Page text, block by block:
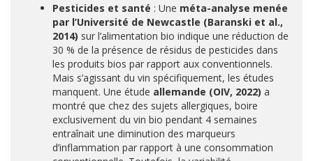
Pesticides et santé : Une méta-analyse menée
par l’Université de Newcastle (Baranski et al.,
2014) sur l’alimentation bio indique une réduction de
30 % de la présence de résidus de pesticides dans
les produits bios par rapport aux conventionnels.
Mais s’agissant du vin spécifiquement, les études
manquent. Une étude allemande (OIV, 2022) a
montré que chez des sujets allergiques, boire
exclusivement du vin bio pendant 4 semaines
entraînait une diminution des marqueurs
d’inflammation par rapport à une consommation